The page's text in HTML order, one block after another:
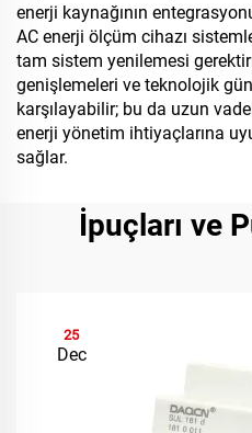
enerji kaynağının
AC enerji ölçüm cihazı
tam sistem yenilemesi
genişlemeleri ve teknolojik
karşılayabilir; bu da uzun
enerji yönetim ihtiyaçlarına
sağlar.
İpuçları ve
25
Dec